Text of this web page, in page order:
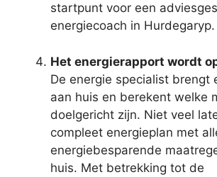
startpunt voor een
energiecoach in Hurdegaryp.
Het energierapport wordt
De energie specialist brengt
aan huis en berekent welke
doelgericht zijn. Niet veel
compleet energieplan met
energiebesparende
huis. Met betrekking tot de